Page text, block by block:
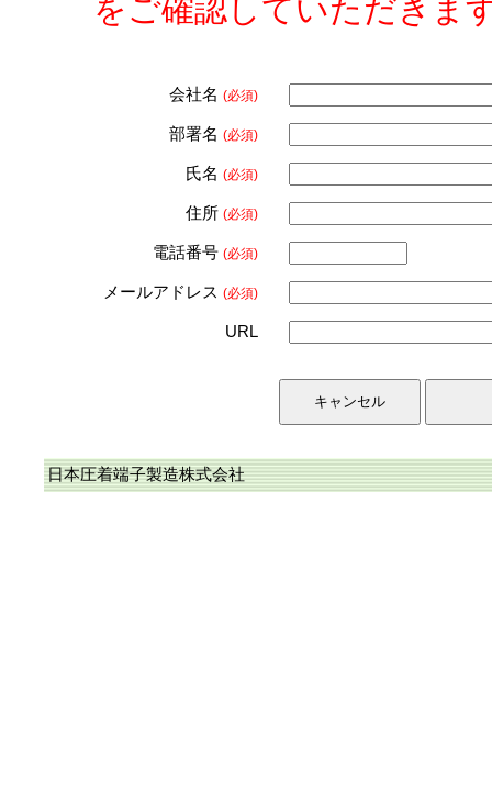
をご確認していただきま
会社名 (必須)
部署名 (必須)
氏名 (必須)
住所 (必須)
電話番号 (必須)
メールアドレス (必須)
URL
日本圧着端子製造株式会社